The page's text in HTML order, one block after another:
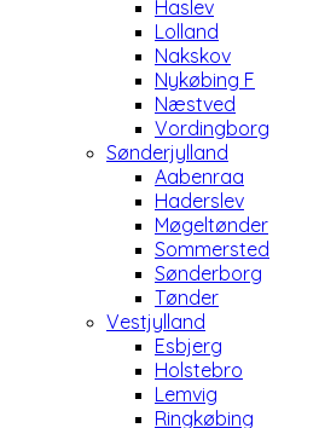
Haslev
Lolland
Nakskov
Nykøbing F
Næstved
Vordingborg
Sønderjylland
Aabenraa
Haderslev
Møgeltønder
Sommersted
Sønderborg
Tønder
Vestjylland
Esbjerg
Holstebro
Lemvig
Ringkøbing